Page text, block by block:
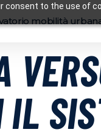
consent to the use of
mobilità
IL